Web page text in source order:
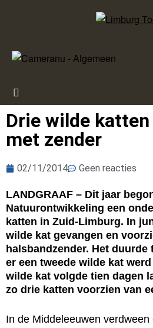
Drie wilde
met zender
02/11/2014 Geen reacties
LANDGRAAF – Dit jaar
Natuurontwikkeling een
katten in Zuid-Limburg. In
wilde kat gevangen en
halsbandzender. Het
er een tweede wilde kat
wilde kat volgde tien dagen
zo drie katten voorzien van
In de Middeleeuwen